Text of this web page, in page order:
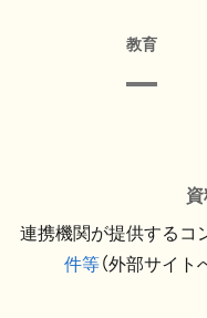
教育
連携機関が提供するコ
件等（外部サイト